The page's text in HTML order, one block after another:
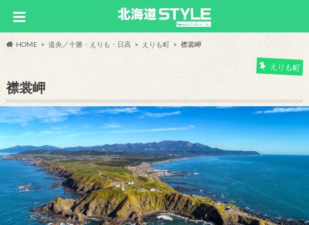
HOME 道央／十勝・えりも・日高 えりも町 襟裳岬
えりも町
襟裳岬